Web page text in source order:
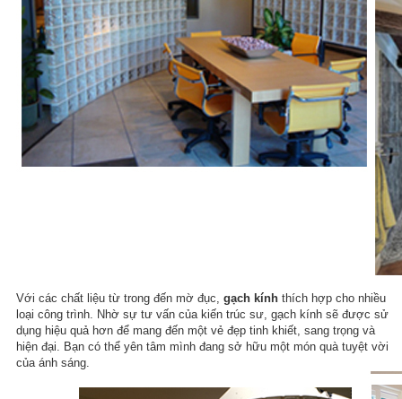
Với các chất liệu từ trong đến mờ đục, gạch kính thích hợp cho nhiều
loại công trình. Nhờ sự tư vấn của kiến trúc sư, gạch kính sẽ được sử
dụng hiệu quả hơn để mang đến một vẻ đẹp tinh khiết, sang trọng và
hiện đại. Bạn có thể yên tâm mình đang sở hữu một món quà tuyệt vời
của ánh sáng.